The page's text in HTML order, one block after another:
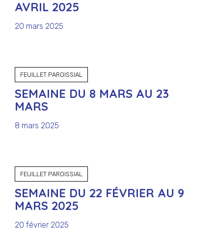
AVRIL 2025
20 mars 2025
FEUILLET PAROISSIAL
SEMAINE DU 8 MARS AU 23
MARS
8 mars 2025
FEUILLET PAROISSIAL
SEMAINE DU 22 FÉVRIER AU 9
MARS 2025
20 février 2025